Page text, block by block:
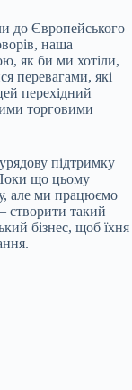
до Європейського
наша
як би ми хотіли,
перевагами, які
перехідний
торговими
підтримку
що цьому
але ми працюємо
створити такий
бізнес, щоб їхня